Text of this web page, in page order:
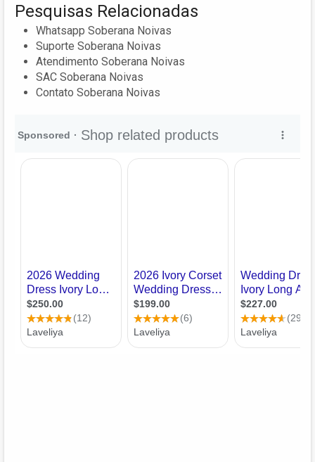
Pesquisas Relacionadas
Whatsapp Soberana Noivas
Suporte Soberana Noivas
Atendimento Soberana Noivas
SAC Soberana Noivas
Contato Soberana Noivas